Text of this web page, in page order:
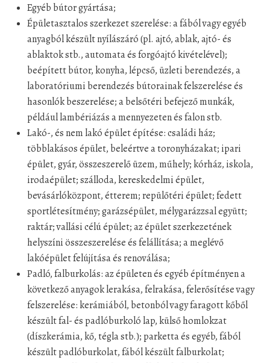
Egyéb bútor gyártása;
Épületasztalos szerkezet szerelése: a fából vagy egyéb
anyagból készült nyílászáró (pl. ajtó, ablak, ajtó- és
ablaktok stb., automata és forgóajtó kivételével);
beépített bútor, konyha, lépcső, üzleti berendezés, a
laboratóriumi berendezés bútorainak felszerelése és
hasonlók beszerelése; a belsőtéri befejező munkák,
például lambériázás a mennyezeten és falon stb.
Lakó-, és nem lakó épület építése: családi ház;
többlakásos épület, beleértve a toronyházakat; ipari
épület, gyár, összeszerelő üzem, műhely; kórház, iskola,
irodaépület; szálloda, kereskedelmi épület,
bevásárlóközpont, étterem; repülőtéri épület; fedett
sportlétesítmény; garázsépület, mélygarázzsal együtt;
raktár; vallási célú épület; az épület szerkezetének
helyszíni összeszerelése és felállítása; a meglévő
lakóépület felújítása és renoválása;
Padló, falburkolás: az épületen és egyéb építményen a
következő anyagok lerakása, felrakása, felerősítése vagy
felszerelése: kerámiából, betonból vagy faragott kőből
készült fal- és padlóburkoló lap, külső homlokzat
(díszkerámia, kő, tégla stb.); parketta és egyéb, fából
készült padlóburkolat, fából készült falburkolat;